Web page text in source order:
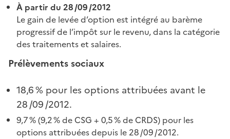
À partir du 28 /09 /2012
Le gain de levée d’option est intégré au barème
progressif de l’impôt sur le revenu, dans la catégorie
des traitements et salaires.
Prélèvements sociaux
18,6 % pour les options attribuées avant le
28 /09 /2012.
9,7 % (9,2 % de CSG + 0,5 % de CRDS) pour les
options attribuées depuis le 28 /09 /2012.